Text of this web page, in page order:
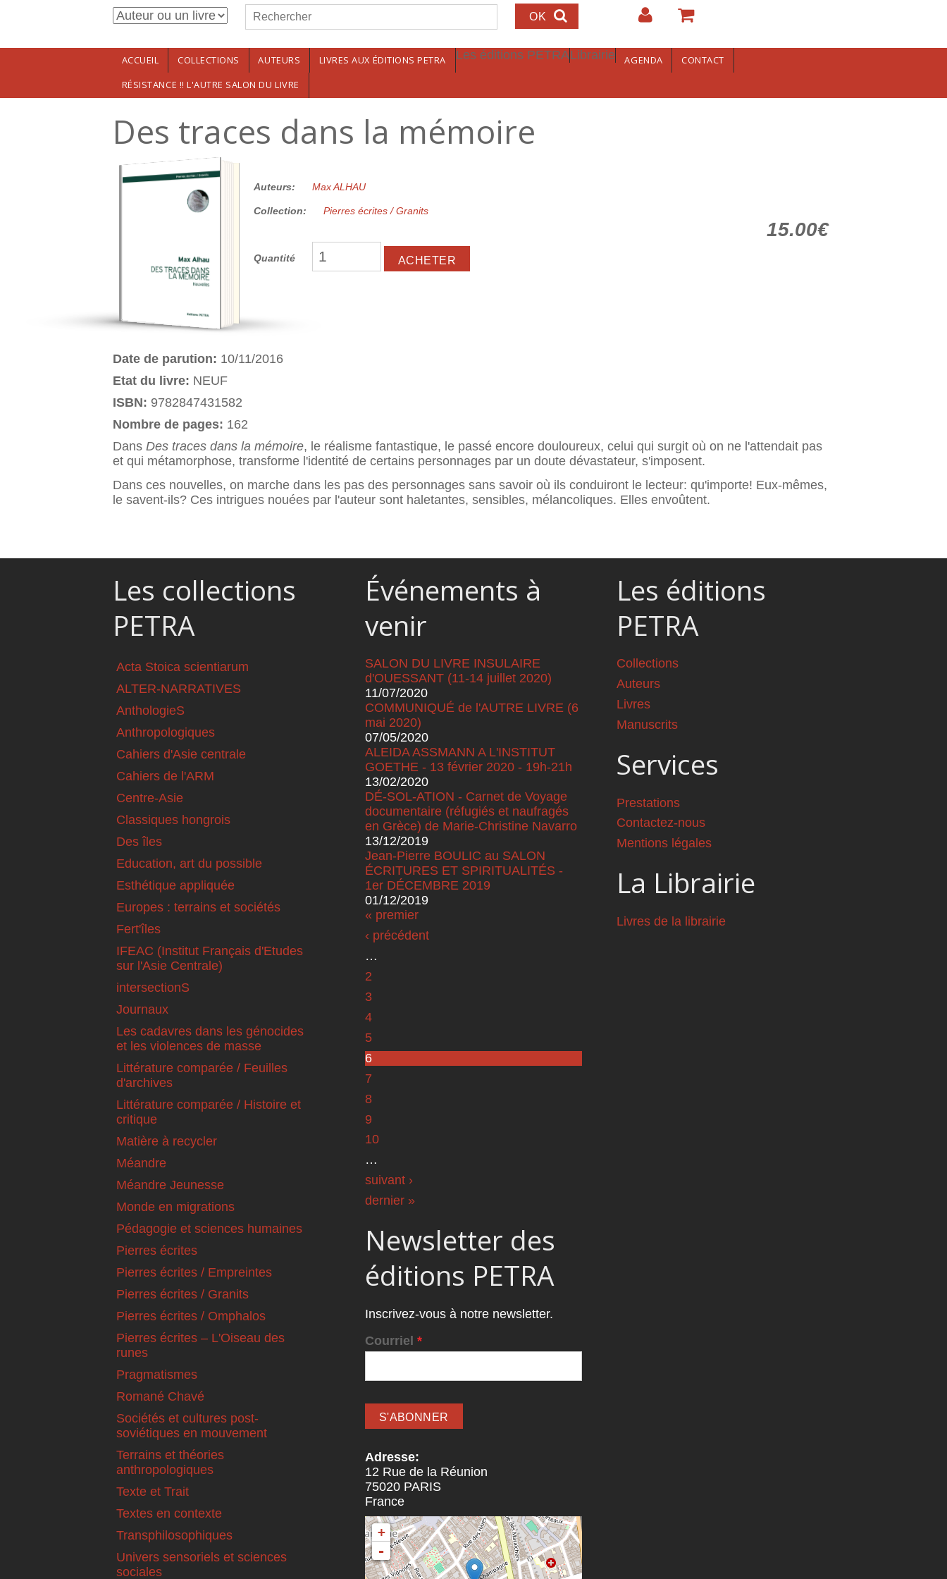
Aller au contenu principalFormulaire de recherche
Rechercher
ACCUEIL COLLECTIONS AUTEURS LIVRES AUX ÉDITIONS PETRA Les éditions PETRALibrairie AGENDA
CONTACT
RÉSISTANCE !! L'AUTRE SALON DU LIVRE
Des traces dans la mémoire
15.00€ Auteurs: Max ALHAU
Collection: Pierres écrites / Granits
15.00€
Quantité
Date de parution: 10/11/2016
Etat du livre: NEUF
ISBN: 9782847431582
Nombre de pages: 162
Dans Des traces dans la mémoire, le réalisme fantastique, le passé encore douloureux, celui qui surgit où on ne l'attendait pas
et qui métamorphose, transforme l'identité de certains personnages par un doute dévastateur, s'imposent.
Dans ces nouvelles, on marche dans les pas des personnages sans savoir où ils conduiront le lecteur: qu'importe! Eux-mêmes,
le savent-ils? Ces intrigues nouées par l'auteur sont haletantes, sensibles, mélancoliques. Elles envoûtent.
Les collections
PETRA
Acta Stoica scientiarum
ALTER-NARRATIVES
AnthologieS
Anthropologiques
Cahiers d'Asie centrale
Cahiers de l'ARM
Centre-Asie
Classiques hongrois
Des îles
Education, art du possible
Esthétique appliquée
Europes : terrains et sociétés
Fert'îles
IFEAC (Institut Français d'Etudes
sur l'Asie Centrale)
intersectionS
Journaux
Les cadavres dans les génocides
et les violences de masse
Littérature comparée / Feuilles
d'archives
Littérature comparée / Histoire et
critique
Matière à recycler
Méandre
Méandre Jeunesse
Monde en migrations
Pédagogie et sciences humaines
Pierres écrites
Pierres écrites / Empreintes
Pierres écrites / Granits
Pierres écrites / Omphalos
Pierres écrites – L'Oiseau des
runes
Pragmatismes
Romané Chavé
Sociétés et cultures post-
soviétiques en mouvement
Terrains et théories
anthropologiques
Texte et Trait
Textes en contexte
Transphilosophiques
Univers sensoriels et sciences
sociales
Événements à
venir
SALON DU LIVRE INSULAIRE
d'OUESSANT (11-14 juillet 2020)
11/07/2020
COMMUNIQUÉ de l'AUTRE LIVRE (6
mai 2020)
07/05/2020
ALEIDA ASSMANN A L'INSTITUT
GOETHE - 13 février 2020 - 19h-21h
13/02/2020
DÉ-SOL-ATION - Carnet de Voyage
documentaire (réfugiés et naufragés
en Grèce) de Marie-Christine Navarro
13/12/2019
Jean-Pierre BOULIC au SALON
ÉCRITURES ET SPIRITUALITÉS -
1er DÉCEMBRE 2019
01/12/2019
Pages
« premier
‹ précédent
…
2
3
4
5
6
7
8
9
10
…
suivant ›
dernier »
Newsletter des
éditions PETRA
Inscrivez-vous à notre newsletter.
Courriel *
Adresse:
12 Rue de la Réunion
75020 PARIS
France
+
-
Les éditions
PETRA
Collections
Auteurs
Livres
Manuscrits
Services
Prestations
Contactez-nous
Mentions légales
La Librairie
Livres de la librairie